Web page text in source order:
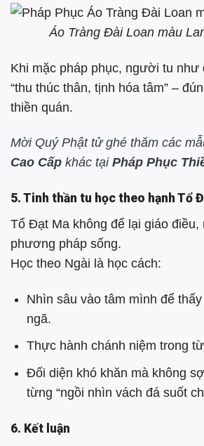
Áo Tràng Đài Loan màu
Khi mặc pháp phục, người tu
“thu thúc thân, tịnh hóa tâm” –
thiền quán.
Mời Quý Phật tử ghé thăm các
Cao Cấp khác tại Pháp Phục
5. Tinh thần tu học theo hạnh Tổ
Tổ Đạt Ma không để lại giáo điều,
phương pháp sống.
Học theo Ngài là học cách:
Nhìn sâu vào tâm mình để
ngã.
Thực hành chánh niệm trong
Đối diện khó khăn mà không
từng “ngồi nhìn vách đá suốt
6. Kết luận